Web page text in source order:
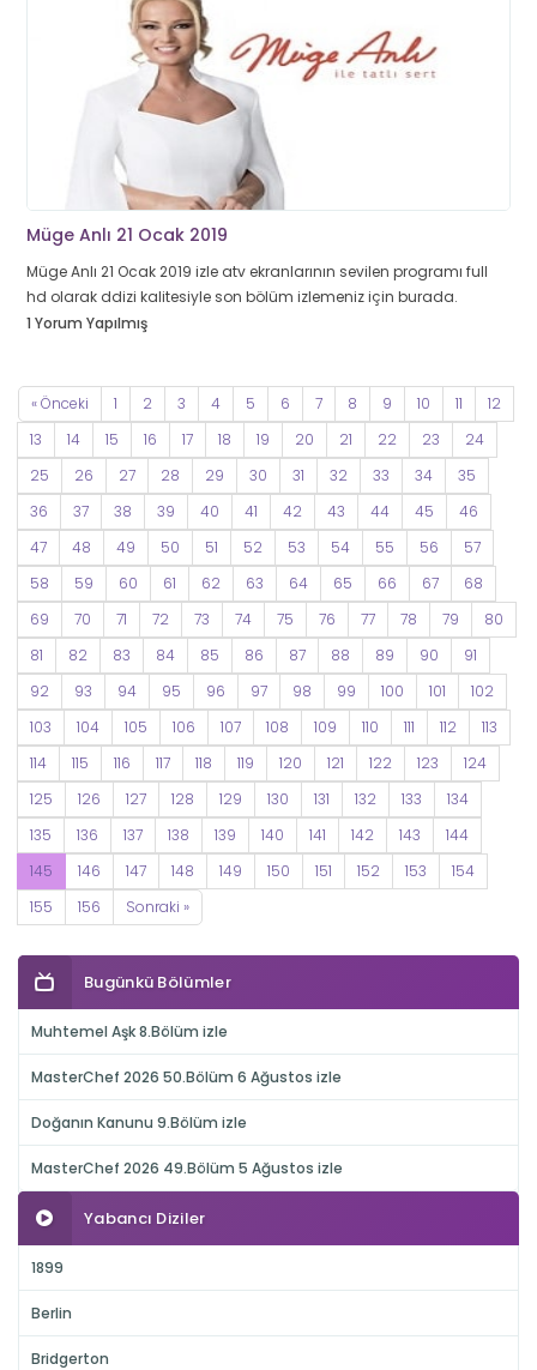
Müge Anlı 21 Ocak 2019
Müge Anlı 21 Ocak 2019 izle atv ekranlarının sevilen programı full
hd olarak ddizi kalitesiyle son bölüm izlemeniz için burada.
1 Yorum Yapılmış
« Önceki 1 2 3 4 5 6 7 8 9 10 11
12
13
14 15 16 17 18 19 20 21 22 23
24
25
26 27 28 29 30 31 32 33 34
35
36
37 38 39 40 41 42 43 44 45
46
47
48 49 50 51 52 53 54 55 56
57
58
59 60 61 62 63 64 65 66 67
68
69
70 71 72 73 74 75 76 77 78 79
80
81
82 83 84 85 86 87 88 89 90
91
92
93 94 95 96 97 98 99 100 101
102
103
104 105 106 107 108 109 110 111 112
113
114
115 116 117 118 119 120 121 122 123
124
125
126 127 128 129 130 131 132 133
134
135
136 137 138 139 140 141 142 143
144
145
146 147 148 149 150 151 152 153
154
155
156 Sonraki »
Bugünkü Bölümler
Muhtemel Aşk 8.Bölüm izle
MasterChef 2026 50.Bölüm 6 Ağustos izle
Doğanın Kanunu 9.Bölüm izle
MasterChef 2026 49.Bölüm 5 Ağustos izle
Yabancı Diziler
1899
Berlin
Bridgerton